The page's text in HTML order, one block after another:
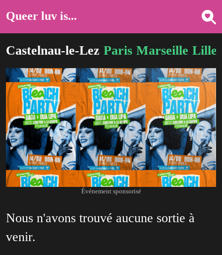
Queer luv is...
Castelnau-le-Lez Paris Marseille Lille
Événement sponsorisé
Nous n'avons trouvé aucune sortie à
venir.